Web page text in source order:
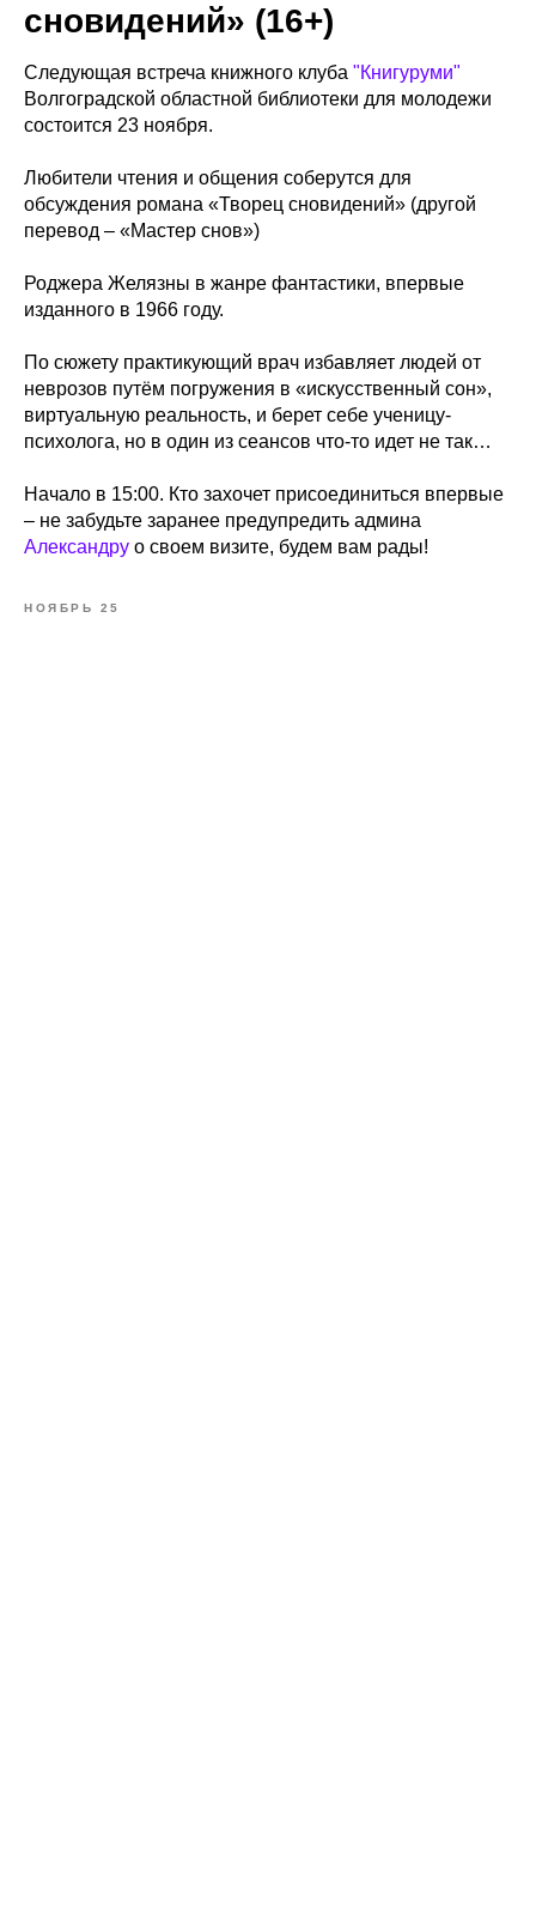
сновидений» (16+)
Следующая встреча книжного клуба "Книгуруми"
Волгоградской областной библиотеки для молодежи
состоится 23 ноября.
Любители чтения и общения соберутся для
обсуждения романа «Творец сновидений» (другой
перевод – «Мастер снов»)
Роджера Желязны в жанре фантастики, впервые
изданного в 1966 году.
По сюжету практикующий врач избавляет людей от
неврозов путём погружения в «искусственный сон»,
виртуальную реальность, и берет себе ученицу-
психолога, но в один из сеансов что-то идет не так…
Начало в 15:00. Кто захочет присоединиться впервые
– не забудьте заранее предупредить админа
Александру о своем визите, будем вам рады!
НОЯБРЬ 25